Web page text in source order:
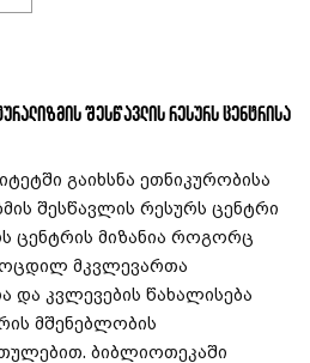
შესწავლის რესურს ცენტრისა
გაიხსნა ეთნიკურობისა
შესწავლის რესურს ცენტრი
ცენტრის მიზანია როგორც
მკვლევართა
და კვლევების წახალისება
მშენებლობის
ბიბლიოთეკაში